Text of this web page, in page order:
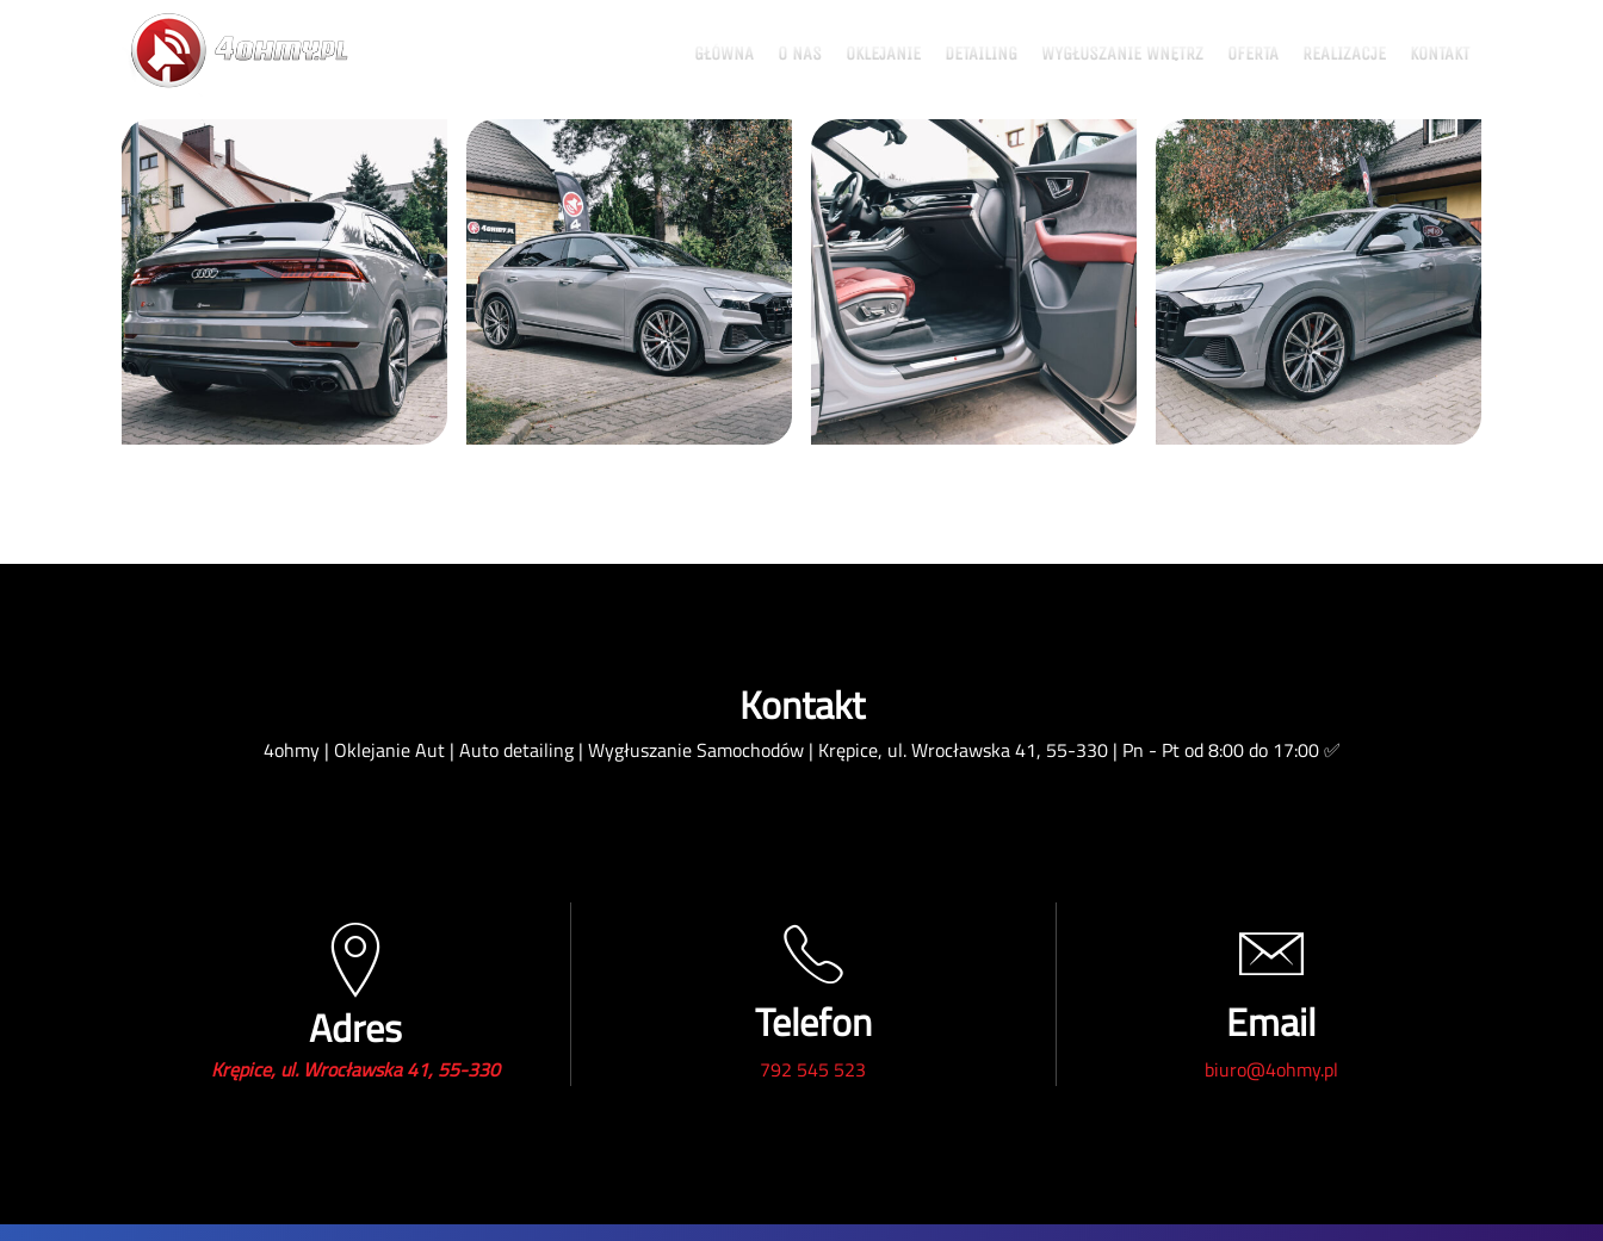
GŁÓWNA O NAS OKLEJANIE DETAILING WYGŁUSZANIE WNĘTRZ OFERTA REALIZACJE KONTAKT
Kontakt
4ohmy | Oklejanie Aut | Auto detailing | Wygłuszanie Samochodów | Krępice, ul. Wrocławska 41, 55-330 | Pn - Pt od 8:00 do 17:00 ✅
Adres
Krępice, ul. Wrocławska 41, 55-330
Telefon
792 545 523
Email
biuro@4ohmy.pl